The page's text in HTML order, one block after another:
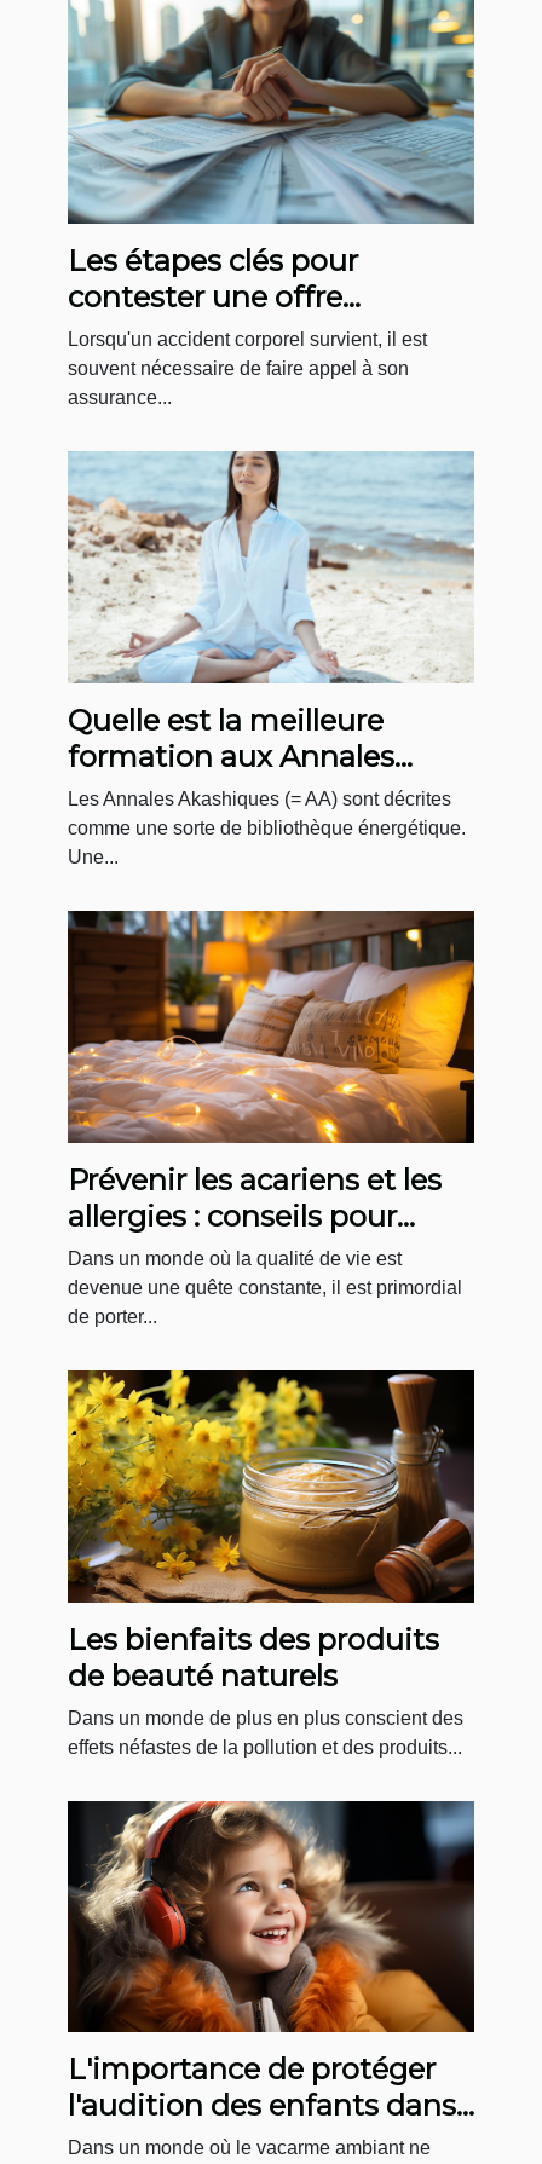
Les étapes clés pour
contester une offre
d'assurance après un
accident corporel
Lorsqu'un accident corporel survient, il est
souvent nécessaire de faire appel à son
assurance...
Quelle est la meilleure
formation aux Annales
Akashiques ?
Les Annales Akashiques (= AA) sont décrites
comme une sorte de bibliothèque énergétique.
Une...
Prévenir les acariens et les
allergies : conseils pour
l'entretien régulier de votre
matelas
Dans un monde où la qualité de vie est
devenue une quête constante, il est primordial
de porter...
Les bienfaits des produits
de beauté naturels
Dans un monde de plus en plus conscient des
effets néfastes de la pollution et des produits...
L'importance de protéger
l'audition des enfants dans
des environnements
Dans un monde où le vacarme ambiant ne